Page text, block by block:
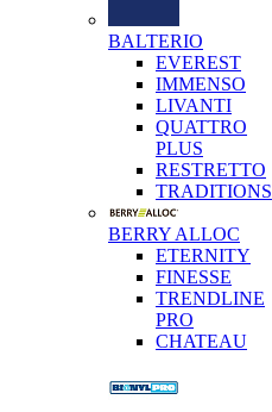
BALTERIO
EVEREST
IMMENSO
LIVANTI
QUATTRO
PLUS
RESTRETTO
TRADITIONS
BERRY ALLOC
ETERNITY
FINESSE
TRENDLINE
PRO
CHATEAU